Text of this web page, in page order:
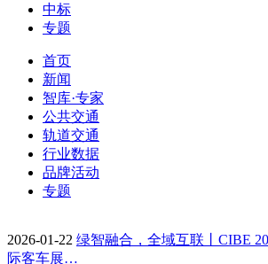
中标
专题
首页
新闻
智库·专家
公共交通
轨道交通
行业数据
品牌活动
专题
2026-01-22 绿智融合，全域互联丨CIBE
际客车展…